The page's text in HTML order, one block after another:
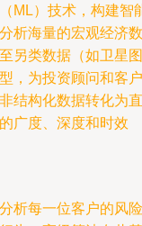
ML）技术，构建智
析海量的宏观经济数
另类数据（如卫星图
，为投资顾问和客户
结构化数据转化为直
广度、深度和时效
析每一位客户的风险